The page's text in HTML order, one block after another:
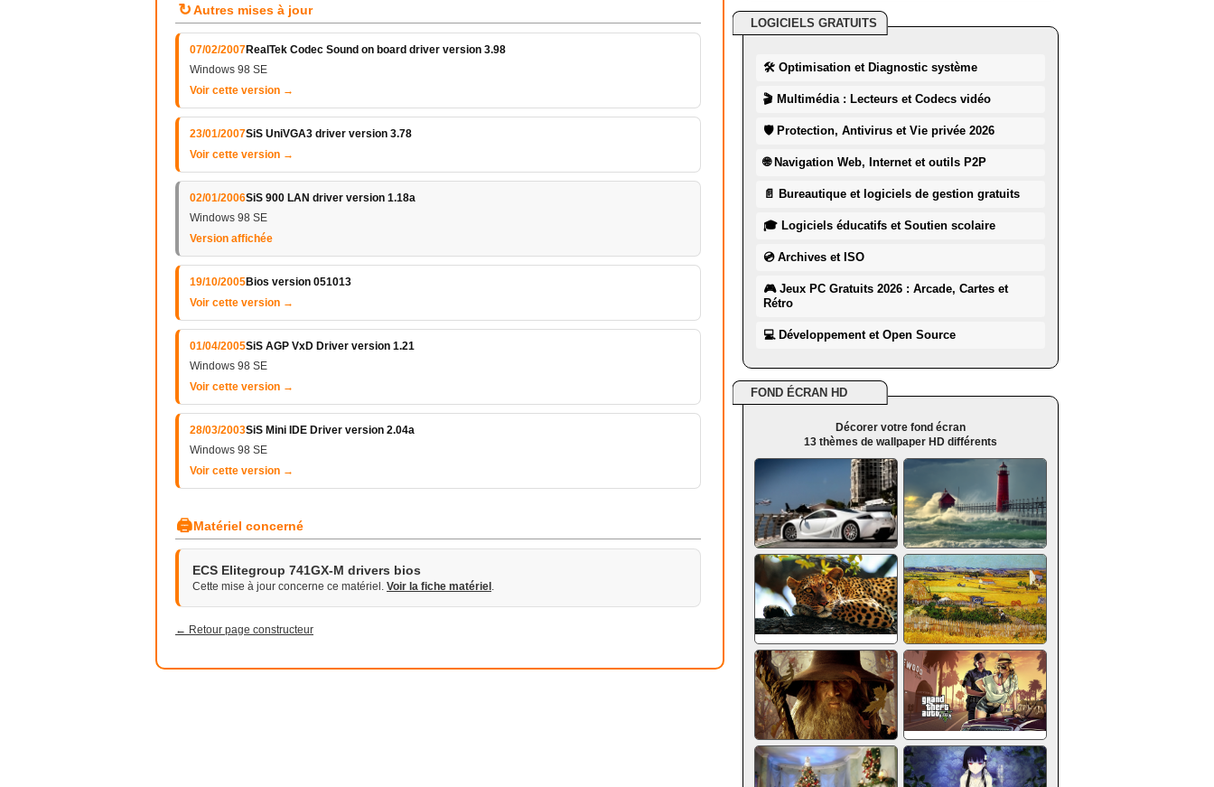
↻Autres mises à jour
07/02/2007RealTek Codec Sound on board driver version 3.98
Windows 98 SE
Voir cette version →
23/01/2007SiS UniVGA3 driver version 3.78
Voir cette version →
02/01/2006SiS 900 LAN driver version 1.18a
Windows 98 SE
Version affichée
19/10/2005Bios version 051013
Voir cette version →
01/04/2005SiS AGP VxD Driver version 1.21
Windows 98 SE
Voir cette version →
28/03/2003SiS Mini IDE Driver version 2.04a
Windows 98 SE
Voir cette version →
🖨Matériel concerné
ECS Elitegroup 741GX-M drivers bios
Cette mise à jour concerne ce matériel. Voir la fiche matériel .
← Retour page constructeur
LOGICIELS GRATUITS
🛠 Optimisation et Diagnostic système
🎬 Multimédia : Lecteurs et Codecs vidéo
🛡 Protection, Antivirus et Vie privée 2026
🌐 Navigation Web, Internet et outils P2P
📄 Bureautique et logiciels de gestion gratuits
🎓 Logiciels éducatifs et Soutien scolaire
💿 Archives et ISO
🎮 Jeux PC Gratuits 2026 : Arcade, Cartes et
Rétro
💻 Développement et Open Source
FOND ÉCRAN HD
Décorer votre fond écran
13 thèmes de wallpaper HD différents